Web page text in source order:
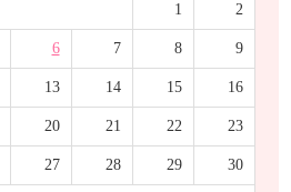
1 2
6 7 8 9
13 14 15 16
20 21 22 23
27 28 29 30